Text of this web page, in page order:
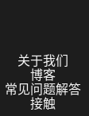
关于我们
博客
常见问题解答
接触